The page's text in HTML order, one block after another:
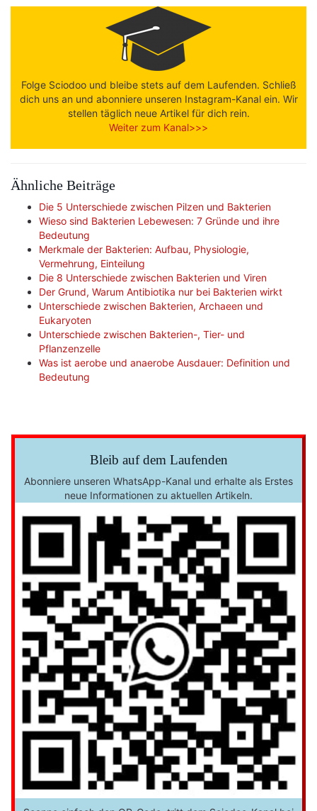
Folge Sciodoo und bleibe stets auf dem Laufenden. Schließ
dich uns an und abonniere unseren Instagram-Kanal ein. Wir
stellen täglich neue Artikel für dich rein.
Weiter zum Kanal>>>
Ähnliche Beiträge
Die 5 Unterschiede zwischen Pilzen und Bakterien
Wieso sind Bakterien Lebewesen: 7 Gründe und ihre
Bedeutung
Merkmale der Bakterien: Aufbau, Physiologie,
Vermehrung, Einteilung
Die 8 Unterschiede zwischen Bakterien und Viren
Der Grund, Warum Antibiotika nur bei Bakterien wirkt
Unterschiede zwischen Bakterien, Archaeen und
Eukaryoten
Unterschiede zwischen Bakterien-, Tier- und
Pflanzenzelle
Was ist aerobe und anaerobe Ausdauer: Definition und
Bedeutung
Bleib auf dem Laufenden
Abonniere unseren WhatsApp-Kanal und erhalte als Erstes
neue Informationen zu aktuellen Artikeln.